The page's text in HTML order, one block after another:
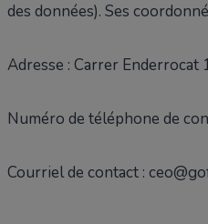
des données). Ses
Adresse : Carrer Enderrocat
Numéro de téléphone de
Courriel de contact :